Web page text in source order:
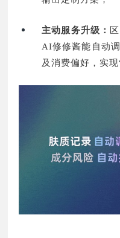
主动服务升级：
AI修修酱能自动
及消费偏好，实现